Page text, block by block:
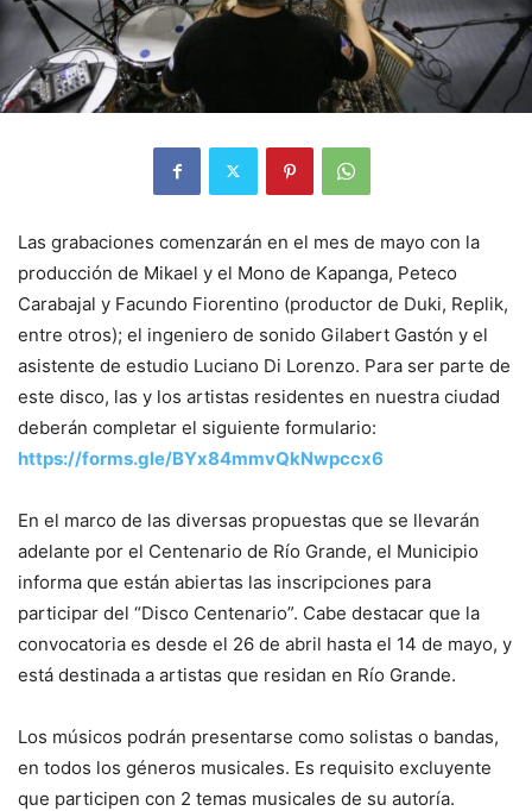
Las grabaciones comenzarán en el mes de mayo con la
producción de Mikael y el Mono de Kapanga, Peteco
Carabajal y Facundo Fiorentino (productor de Duki, Replik,
entre otros); el ingeniero de sonido Gilabert Gastón y el
asistente de estudio Luciano Di Lorenzo. Para ser parte de
este disco, las y los artistas residentes en nuestra ciudad
deberán completar el siguiente formulario:
https://forms.gle/BYx84mmvQkNwpccx6
En el marco de las diversas propuestas que se llevarán
adelante por el Centenario de Río Grande, el Municipio
informa que están abiertas las inscripciones para
participar del “Disco Centenario”. Cabe destacar que la
convocatoria es desde el 26 de abril hasta el 14 de mayo, y
está destinada a artistas que residan en Río Grande.
Los músicos podrán presentarse como solistas o bandas,
en todos los géneros musicales. Es requisito excluyente
que participen con 2 temas musicales de su autoría.